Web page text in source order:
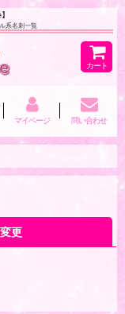
系名刺一覧
カート
マイページ 問い合わせ
更